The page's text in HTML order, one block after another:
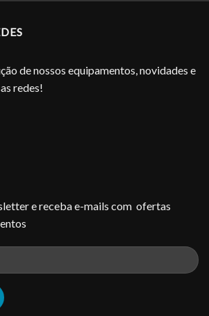
de nossos equipamentos, novidades e
redes!
e receba e-mails com ofertas